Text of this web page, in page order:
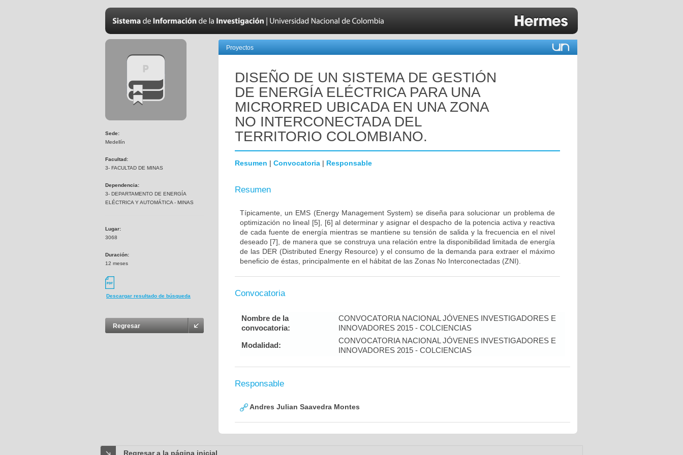
Sede:
Medellín
Facultad:
3- FACULTAD DE MINAS
Dependencia:
3- DEPARTAMENTO DE ENERGÍA
ELÉCTRICA Y AUTOMÁTICA - MINAS
Lugar:
3068
Duración:
12 meses
Descargar resultado de búsqueda
Regresar
Proyectos
DISEÑO DE UN SISTEMA DE GESTIÓN
DE ENERGÍA ELÉCTRICA PARA UNA
MICRORRED UBICADA EN UNA ZONA
NO INTERCONECTADA DEL
TERRITORIO COLOMBIANO.
Resumen | Convocatoria | Responsable
Resumen
Típicamente, un EMS (Energy Management System) se diseña para solucionar un problema de
optimización no lineal [5], [6] al determinar y asignar el despacho de la potencia activa y reactiva
de cada fuente de energía mientras se mantiene su tensión de salida y la frecuencia en el nivel
deseado [7], de manera que se construya una relación entre la disponibilidad limitada de energía
de las DER (Distributed Energy Resource) y el consumo de la demanda para extraer el máximo
beneficio de éstas, principalmente en el hábitat de las Zonas No Interconectadas (ZNI).
Convocatoria
Nombre de la
convocatoria:
CONVOCATORIA NACIONAL JÓVENES INVESTIGADORES E
INNOVADORES 2015 - COLCIENCIAS
Modalidad:
CONVOCATORIA NACIONAL JÓVENES INVESTIGADORES E
INNOVADORES 2015 - COLCIENCIAS
Responsable
Andres Julian Saavedra Montes
Regresar a la página inicial